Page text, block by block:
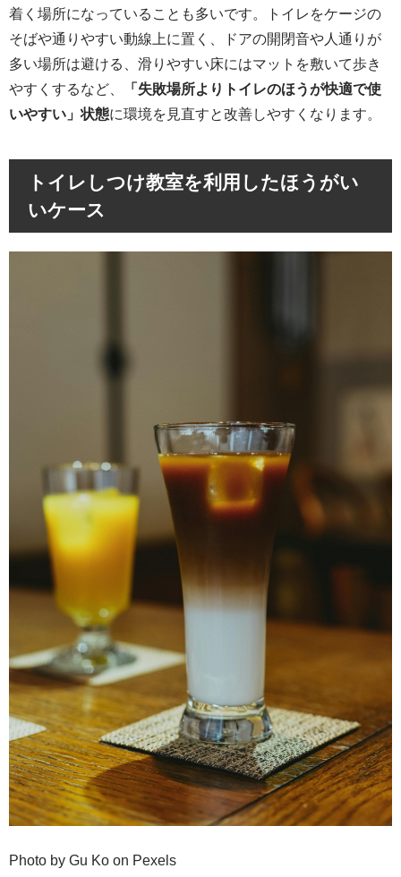
着く場所になっていることも多いです。トイレをケージの
そばや通りやすい動線上に置く、ドアの開閉音や人通りが
多い場所は避ける、滑りやすい床にはマットを敷いて歩き
やすくするなど、
「失敗場所よりトイレのほうが快適で使
いやすい」状態に環境を見直すと改善しやすくなります。
トイレしつけ教室を利用したほうがい
いケース
Photo by Gu Ko on Pexels